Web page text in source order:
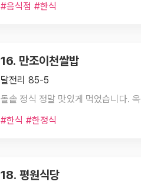
#음식점 #한식
16. 만조이천쌀밥
달전리 85-5
#한식 #한정식
18. 평원식당